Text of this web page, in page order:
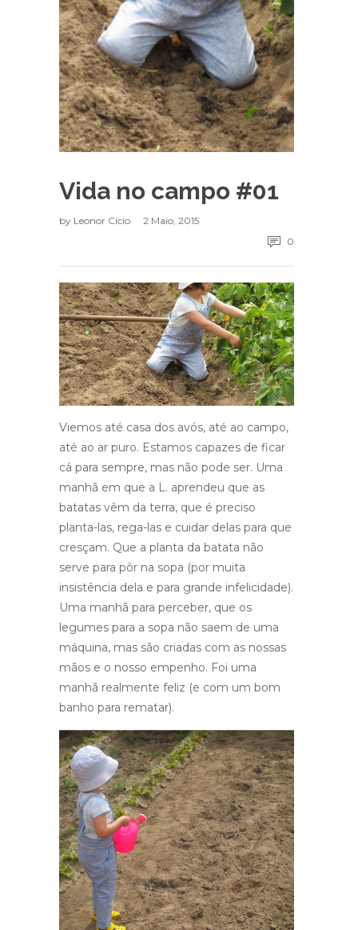
Vida no campo #01
by Leonor Cício
2 Maio, 2015
0
Viemos até casa dos avós, até ao campo,
até ao ar puro. Estamos capazes de ficar
cá para sempre, mas não pode ser. Uma
manhã em que a L. aprendeu que as
batatas vêm da terra, que é preciso
planta-las, rega-las e cuidar delas para que
cresçam. Que a planta da batata não
serve para pôr na sopa (por muita
insistência dela e para grande infelicidade).
Uma manhã para perceber, que os
legumes para a sopa não saem de uma
máquina, mas são criadas com as nossas
mãos e o nosso empenho. Foi uma
manhã realmente feliz (e com um bom
banho para rematar).